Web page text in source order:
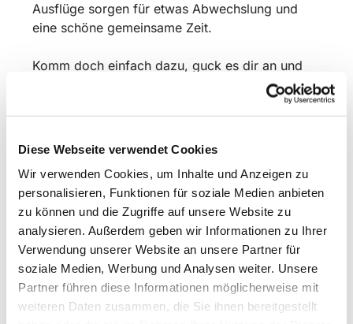
Diese Webseite verwendet Cookies
Wir verwenden Cookies, um Inhalte und Anzeigen zu
personalisieren, Funktionen für soziale Medien anbieten
zu können und die Zugriffe auf unsere Website zu
analysieren. Außerdem geben wir Informationen zu Ihrer
Verwendung unserer Website an unsere Partner für
soziale Medien, Werbung und Analysen weiter. Unsere
Partner führen diese Informationen möglicherweise mit
weiteren Daten zusammen, die Sie ihnen bereitgestellt
Ausflüge sorgen für etwas Abwechslung und
eine schöne gemeinsame Zeit.
Komm doch einfach dazu, guck es dir an und
in der Christuskirche Bismarkstraße. 16 in
Wenn du Fragen oder Anregungen hast, hat ein
offenes Ohr für dich:
Mario Planken Mail:mario.planken@gmx.de
Tel.: 01758166068